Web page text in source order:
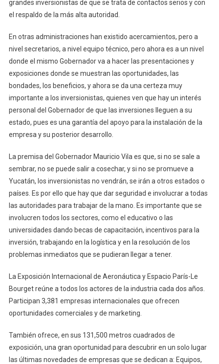
grandes inversionistas de que se trata de contactos serios y con
el respaldo de la más alta autoridad.
En otras administraciones han existido acercamientos, pero a
nivel secretarios, a nivel equipo técnico, pero ahora es a un nivel
donde el mismo Gobernador va a hacer las presentaciones y
exposiciones donde se muestran las oportunidades, las
bondades, los beneficios, y ahora se da una certeza muy
importante a los inversionistas, quienes ven que hay un interés
personal del Gobernador de que las inversiones lleguen a su
estado, pues es una garantía del apoyo para la instalación de la
empresa y su posterior desarrollo.
La premisa del Gobernador Mauricio Vila es que, si no se sale a
sembrar, no se puede salir a cosechar, y si no se promueve a
Yucatán, los inversionistas no vendrán, se irán a otros estados o
países. Es por ello que hay que dar seguridad e involucrar a todas
las autoridades para trabajar de la mano. Es importante que se
involucren todos los sectores, como el educativo o las
universidades dando becas de capacitación, incentivos para la
inversión, trabajando en la logística y en la resolución de los
problemas inmediatos que se pudieran llegar a tener.
La Exposición Internacional de Aeronáutica y Espacio París-Le
Bourget reúne a todos los actores de la industria cada dos años.
Participan 3,381 empresas internacionales que ofrecen
oportunidades comerciales y de marketing.
También ofrece, en sus 131,500 metros cuadrados de
exposición, una gran oportunidad para descubrir en un solo lugar
las últimas novedades de empresas que se dedican a: Equipos,